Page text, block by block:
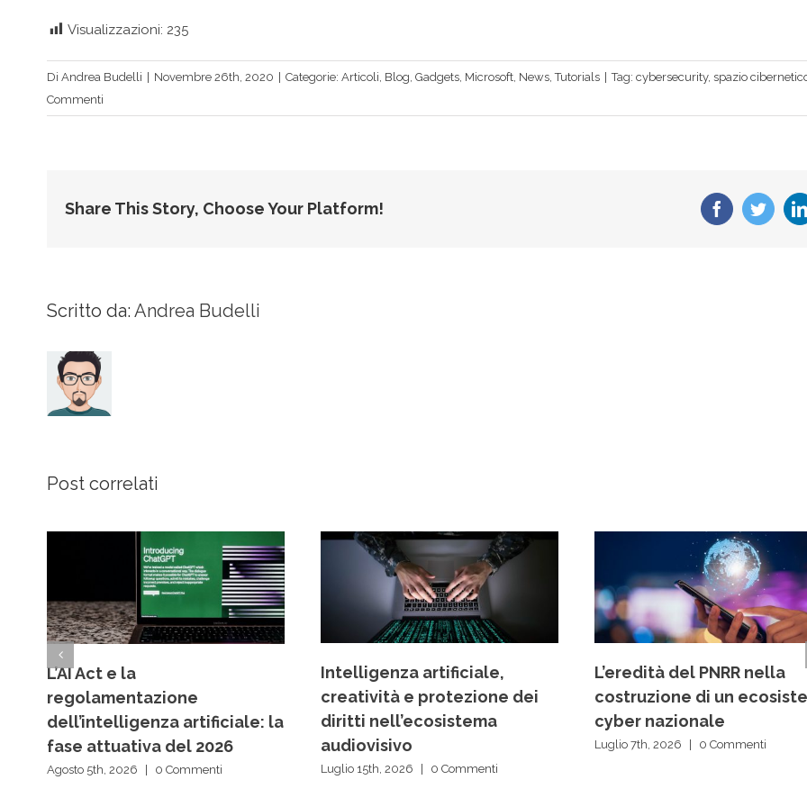
Visualizzazioni: 235
Di Andrea Budelli Novembre 26th, 2020 Categorie: Articoli Blog Gadgets Microsoft News ,Tutorials Tag: cybersecurity, spazio
Commenti
Share This Story, Choose Your Platform! FacebookTwitter
Scritto da: Andrea Budelli
Post correlati
L’AI Act e la
regolamentazione
dell’intelligenza artificiale: la
fase attuativa del 2026
Agosto 5th, 2026 | 0 Commenti
Intelligenza artificiale,
creatività e protezione dei
diritti nell’ecosistema
audiovisivo
Luglio 15th, 2026 0 Commenti
L’eredità del PNRR nella
costruzione di un
cyber nazionale
Luglio 7th, 2026 0 Commenti